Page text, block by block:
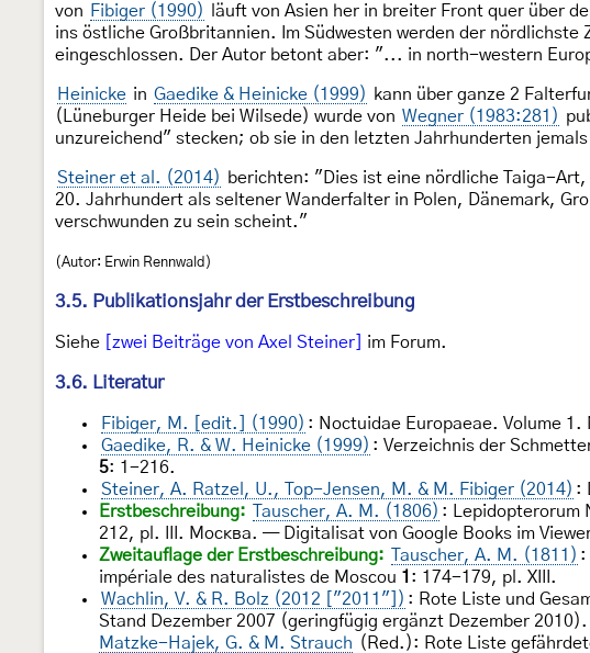
von Fibiger (1990)
läuft von Asien her in breiter Front quer über
ins östliche Großbritannien. Im Südwesten werden der
eingeschlossen. Der Autor betont aber: "... in north-western
Heinicke in Gaedike & Heinicke (1999) kann über ganze 2
(Lüneburger Heide bei Wilsede) wurde von Wegner (1983:281)
unzureichend" stecken; ob sie in den letzten Jahrhunderten
Steiner et al. (2014) berichten: "Dies ist eine nördliche Taiga-
20. Jahrhundert als seltener Wanderfalter in Polen, Dänemark,
verschwunden zu sein scheint."
(Autor: Erwin Rennwald)
3.5. Publikationsjahr der Erstbeschreibung
Siehe [zwei Beiträge von Axel Steiner] im Forum.
3.6. Literatur
Fibiger, M. [edit.] (1990) : Noctuidae Europaeae. Volume
Gaedike, R. & W. Heinicke (1999) : Verzeichnis der
5: 1-216.
Steiner, A. Ratzel, U., Top-Jensen, M. & M. Fibiger (2014) :
Erstbeschreibung:
Tauscher, A. M. (1806) : Lepidopterorum
212, pl. III. Москва. — Digitalisat von Google Books im
Zweitauflage der Erstbeschreibung:
Tauscher, A. M. (1811) :
impériale des naturalistes de Moscou 1 : 174-179, pl. XIII.
Wachlin, V. & R. Bolz (2012 ["2011"]) : Rote Liste und
Stand Dezember 2007 (geringfügig ergänzt Dezember 2010).
Matzke-Hajek, G. & M. Strauch (Red.): Rote Liste